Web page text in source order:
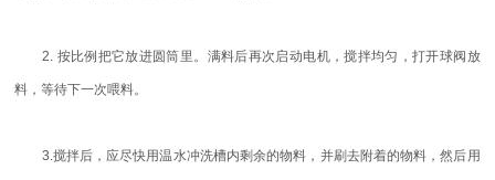
2. 按比例把它放进圆筒里。满料后再次启动电机，搅拌均匀，打开球阀放
料，等待下一次喂料。
3.搅拌后，应尽快用温水冲洗槽内剩余的物料，并刷去附着的物料，然后用